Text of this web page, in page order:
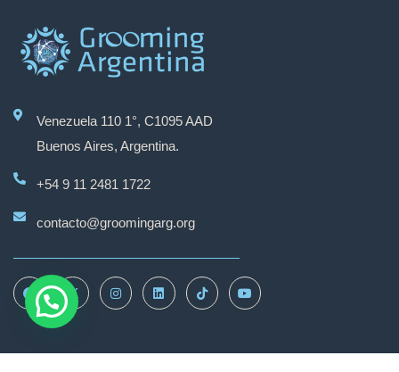
Venezuela 110 1°, C1095 AAD
Buenos Aires, Argentina.
+54 9 11 2481 1722
contacto@groomingarg.org
Grooming Argentina
¿En qué podemos ayudarte?